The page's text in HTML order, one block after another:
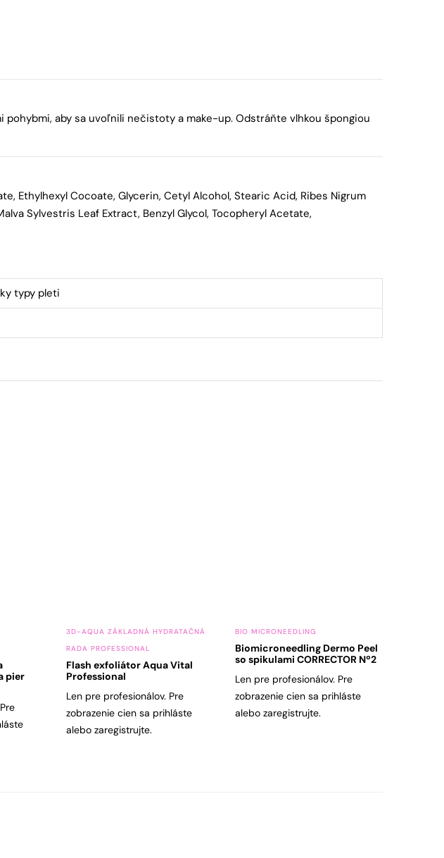
aby sa uvoľnili nečistoty a make-up. Odstráňte vlhkou špongiou
Ethylhexyl Cocoate, Glycerin, Cetyl Alcohol, Stearic Acid, Ribes Nigrum
Sylvestris Leaf Extract, Benzyl Glycol, Tocopheryl Acetate,
typy pleti
pier
3D-AQUA ZÁKLADNÁ HYDRATAČNÁ
RADA PROFESSIONAL
Flash exfoliátor Aqua Vital
Professional
Len pre profesionálov. Pre
zobrazenie cien sa prihláste
alebo zaregistrujte.
BIO MICRONEEDLING
Biomicroneedling Dermo Peel
so spikulami CORRECTOR Nº2
Len pre profesionálov. Pre
zobrazenie cien sa prihláste
alebo zaregistrujte.